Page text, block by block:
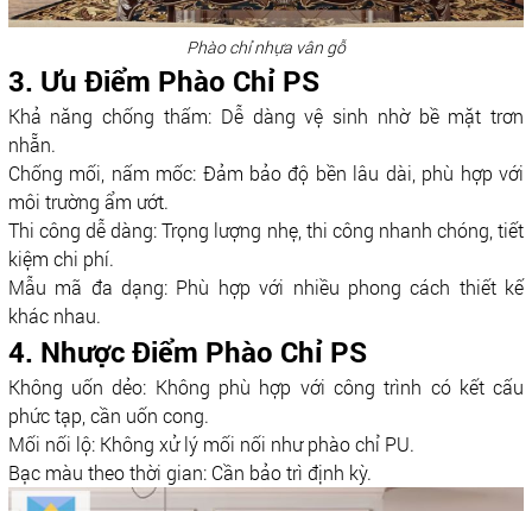
Phào chỉ nhựa vân gỗ
3. Ưu Điểm Phào Chỉ PS
Khả năng chống thấm: Dễ dàng vệ sinh nhờ bề mặt trơn
nhẵn.
Chống mối, nấm mốc: Đảm bảo độ bền lâu dài, phù hợp với
môi trường ẩm ướt.
Thi công dễ dàng: Trọng lượng nhẹ, thi công nhanh chóng, tiết
kiệm chi phí.
Mẫu mã đa dạng: Phù hợp với nhiều phong cách thiết kế
khác nhau.
4. Nhược Điểm Phào Chỉ PS
Không uốn dẻo: Không phù hợp với công trình có kết cấu
phức tạp, cần uốn cong.
Mối nối lộ: Không xử lý mối nối như phào chỉ PU.
Bạc màu theo thời gian: Cần bảo trì định kỳ.